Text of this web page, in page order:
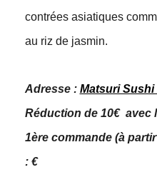
contrées asiatiques
au riz de jasmin.
Adresse : Matsuri Sushi
Réduction de 10€ avec
1ère commande (à
: €